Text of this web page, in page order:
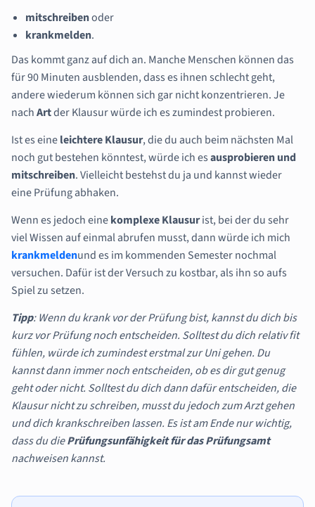
mitschreibenoder
krankmelden.
Das kommt ganz auf dich an. Manche Menschen können das
für 90 Minuten ausblenden, dass es ihnen schlecht geht,
andere wiederum können sich gar nicht konzentrieren. Je
nachArtder Klausur würde ich es zumindest probieren.
Ist es eineleichtere Klausur, die du auch beim nächsten Mal
noch gut bestehen könntest, würde ich esausprobieren und
mitschreiben. Vielleicht bestehst du ja und kannst wieder
eine Prüfung abhaken.
Wenn es jedoch einekomplexe Klausurist, bei der du sehr
viel Wissen auf einmal abrufen musst, dann würde ich mich
krankmeldenund es im kommenden Semester nochmal
versuchen. Dafür ist der Versuch zu kostbar, als ihn so aufs
Spiel zu setzen.
Tipp: Wenn du krank vor der Prüfung bist, kannst du dich bis
kurz vor Prüfung noch entscheiden. Solltest du dich relativ fit
fühlen, würde ich zumindest erstmal zur Uni gehen. Du
kannst dann immer noch entscheiden, ob es dir gut genug
geht oder nicht. Solltest du dich dann dafür entscheiden, die
Klausur nicht zu schreiben, musst du jedoch zum Arzt gehen
und dich krankschreiben lassen. Es ist am Ende nur wichtig,
dass du diePrüfungsunfähigkeit für das Prüfungsamt
nachweisen kannst.